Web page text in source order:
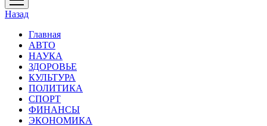
меню
Назад
Главная
АВТО
НАУКА
ЗДОРОВЬЕ
КУЛЬТУРА
ПОЛИТИКА
СПОРТ
ФИНАНСЫ
ЭКОНОМИКА